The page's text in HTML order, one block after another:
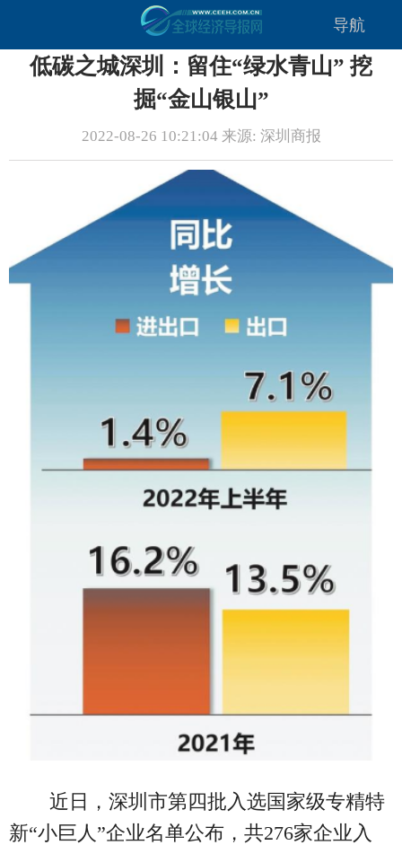
导航
低碳之城深圳：留住“绿水青山” 挖
掘“金山银山”
2022-08-26 10:21:04 来源: 深圳商报
近日，深圳市第四批入选国家级专精特
新“小巨人”企业名单公布，共276家企业入